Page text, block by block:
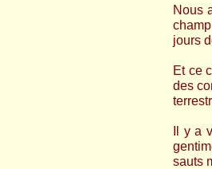
Nous
jours
Et ce
des
Il y a
sauts